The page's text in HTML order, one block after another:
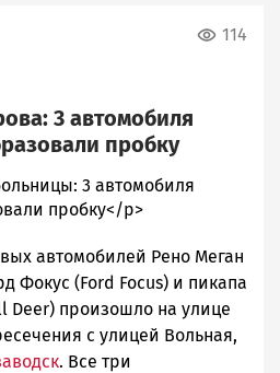
114
3 автомобиля
пробку
3 автомобиля
пробку</p>
автомобилей Рено Меган
Фокус (Ford Focus) и пикапа
Deer) произошло на улице
с улицей Вольная,
. Все три